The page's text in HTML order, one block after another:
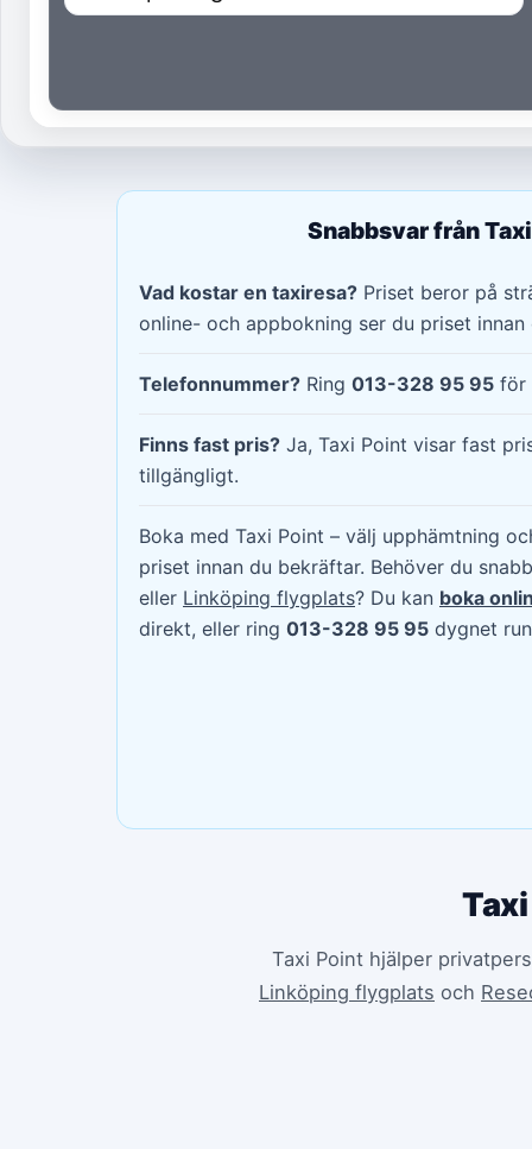
Snabbsvar från
Vad kostar en taxiresa? Priset beror på
online- och appbokning ser du priset innan
Telefonnummer? Ring 013-328 95 95 för
Finns fast pris? Ja, Taxi Point visar fast
tillgängligt.
Boka med Taxi Point – välj upphämtning
priset innan du bekräftar. Behöver du
eller Linköping flygplats? Du kan boka
direkt, eller ring 013-328 95 95 dygnet
Taxi Point hjälper
Linköping flygplats och